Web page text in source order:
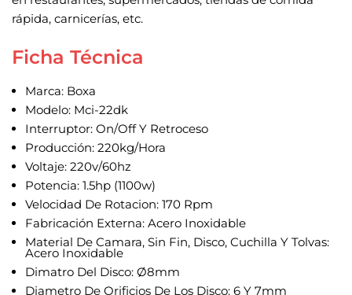
rápida, carnicerías, etc.
Ficha Técnica
Marca: Boxa
Modelo: Mci-22dk
Interruptor: On/Off Y Retroceso
Producción: 220kg/Hora
Voltaje: 220v/60hz
Potencia: 1.5hp (1100w)
Velocidad De Rotacion: 170 Rpm
Fabricación Externa: Acero Inoxidable
Material De Camara, Sin Fin, Disco, Cuchilla Y Tolvas:
Acero Inoxidable
Dimatro Del Disco: Ø8mm
Diametro De Orificios De Los Disco: 6 Y 7mm